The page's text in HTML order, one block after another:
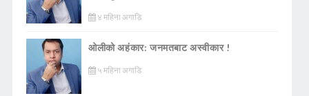
४ महिना अगाडि
ओलीको अहंकार: जनमतबाट अस्वीकार !
५ महिना अगाडि